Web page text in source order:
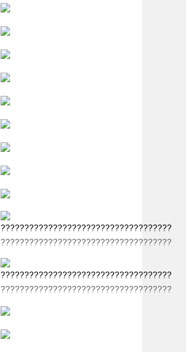
????????????????????????????????????
????????????????????????????????????